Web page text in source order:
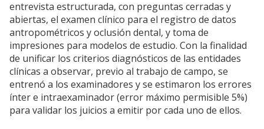
entrevista estructurada, con preguntas cerradas y
abiertas, el examen clínico para el registro de datos
antropométricos y oclusión dental, y toma de
impresiones para modelos de estudio. Con la finalidad
de unificar los criterios diagnósticos de las entidades
clínicas a observar, previo al trabajo de campo, se
entrenó a los examinadores y se estimaron los errores
ínter e intraexaminador (error máximo permisible 5%)
para validar los juicios a emitir por cada uno de ellos.